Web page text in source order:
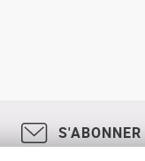
S'ABONNER